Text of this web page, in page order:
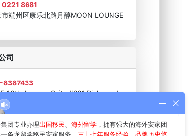
格证书
8681
端州区康乐北路月醇MOON LOUNGE
司
Avenue, Suite #201 Richmond
O.N. Canada